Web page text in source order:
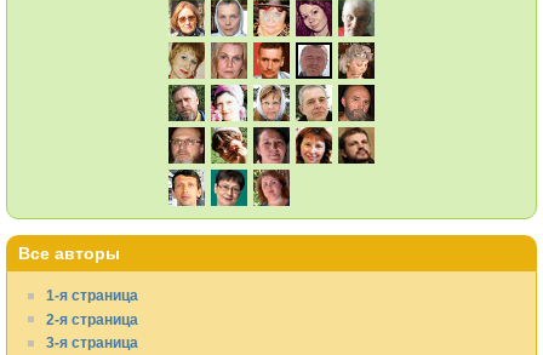
Все авторы
1-я страница
2-я страница
3-я страница